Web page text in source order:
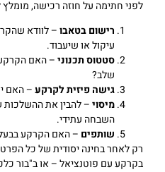
לפני חתימה על חוזה רכישה, מומלץ
רישום בטאבו– לוודא
עיקול או שיעבוד.
סטטוס תכנוני– האם
שלב?
גישה פיזית לקרקע– האם
מיסוי– להבין את
השבחה עתידי.
שותפים – האם הקרקע
רק לאחר בחינה יסודית של כל
בקרקע עם פוטנציאל – או ב"בור